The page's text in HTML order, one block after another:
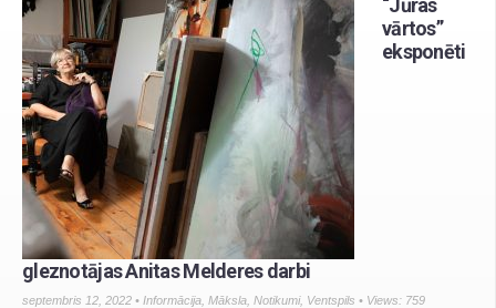
“Jūras
vārtos”
eksponēti
gleznotājas Anitas Melderes darbi
septembris 12, 2022 • Informācija Māksla Notikumi, Ventspils • Views: 759